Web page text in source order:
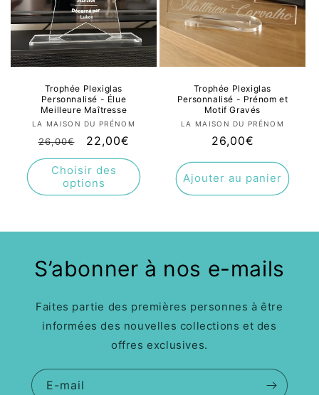
Trophée Plexiglas
Personnalisé - Élue
Meilleure Maîtresse
Fournisseur :
LA MAISON DU PRÉNOM
Prix
habituel
26,00€
Prix
promotionnel
22,00€
Choisir des
options
Trophée Plexiglas
Personnalisé - Prénom et
Motif Gravés
Fournisseur :
LA MAISON DU PRÉNOM
Prix
26,00€
Ajouter au panier
S’abonner à nos e-mails
Faites partie des premières personnes à être
informées des nouvelles collections et des
offres exclusives.
E-mail